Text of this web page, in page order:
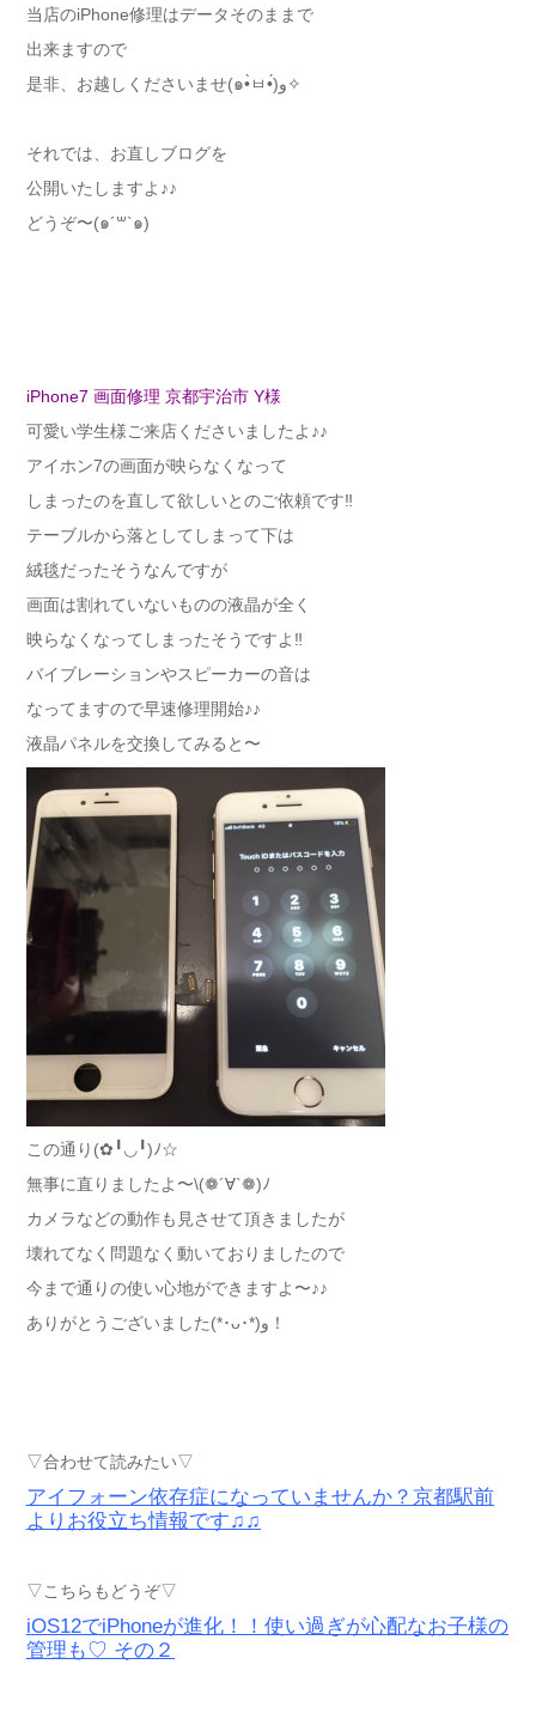
当店のiPhone修理はデータそのままで
出来ますので
是非、お越しくださいませ(๑•̀ㅂ•́)و✧
それでは、お直しブログを
公開いたしますよ♪♪
どうぞ〜(๑´꒳`๑)
iPhone7 画面修理 京都宇治市 Y様
可愛い学生様ご来店くださいましたよ♪♪
アイホン7の画面が映らなくなって
しまったのを直して欲しいとのご依頼です‼︎
テーブルから落としてしまって下は
絨毯だったそうなんですが
画面は割れていないものの液晶が全く
映らなくなってしまったそうですよ‼︎
バイブレーションやスピーカーの音は
なってますので早速修理開始♪♪
液晶パネルを交換してみると〜
この通り(✿╹◡╹)ﾉ☆
無事に直りましたよ〜\(❁´∀`❁)ﾉ
カメラなどの動作も見させて頂きましたが
壊れてなく問題なく動いておりましたので
今まで通りの使い心地ができますよ〜♪♪
ありがとうございました(*･ᴗ･*)و！
▽合わせて読みたい▽
アイフォーン依存症になっていませんか？京都駅前
よりお役立ち情報です♫♫
▽こちらもどうぞ▽
iOS12でiPhoneが進化！！使い過ぎが心配なお子様の
管理も♡ その２